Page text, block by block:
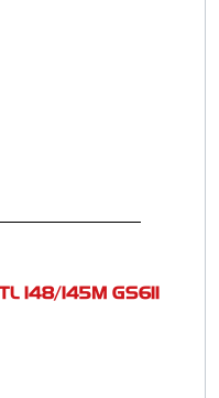
148/145M GS611